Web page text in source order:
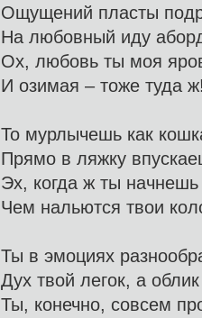
Ощущений пласты
На любовный иду
Ох, любовь ты моя
И озимая – тоже туда
То мурлычешь как
Прямо в ляжку
Эх, когда ж ты начнешь
Чем нальются твои
Ты в эмоциях
Дух твой легок, а
Ты, конечно, совсем